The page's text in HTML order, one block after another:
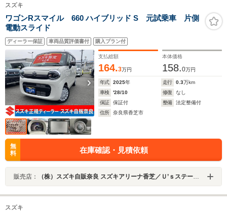
スズキ
ワゴンRスマイル 660 ハイブリッド S 元試乗車 片側
電動スライド
ディーラー保証 車両品質評価書付 購入プラン付
支払総額
164.3万円
本体価格
158.0万円
年式 2025年 走行 0.3万km
車検
'28/10 修復
なし
保証
保証付 整備
法定整備付
住所
奈良県香芝市
無
料
在庫確認・見積依頼
販売店： （株）スズキ自販奈良 スズキアリーナ香芝／Ｕ’ｓステーション香芝
スズキ